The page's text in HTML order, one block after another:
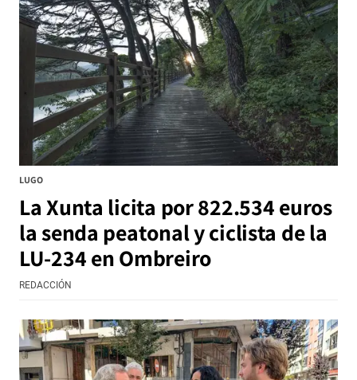
LUGO
La Xunta licita por 822.534 euros
la senda peatonal y ciclista de la
LU-234 en Ombreiro
REDACCIÓN